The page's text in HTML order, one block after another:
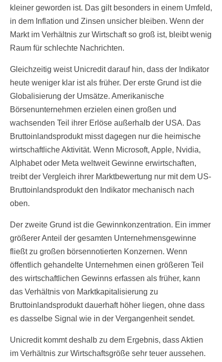
kleiner geworden ist. Das gilt besonders in einem Umfeld,
in dem Inflation und Zinsen unsicher bleiben. Wenn der
Markt im Verhältnis zur Wirtschaft so groß ist, bleibt wenig
Raum für schlechte Nachrichten.
Gleichzeitig weist Unicredit darauf hin, dass der Indikator
heute weniger klar ist als früher. Der erste Grund ist die
Globalisierung der Umsätze. Amerikanische
Börsenunternehmen erzielen einen großen und
wachsenden Teil ihrer Erlöse außerhalb der USA. Das
Bruttoinlandsprodukt misst dagegen nur die heimische
wirtschaftliche Aktivität. Wenn Microsoft, Apple, Nvidia,
Alphabet oder Meta weltweit Gewinne erwirtschaften,
treibt der Vergleich ihrer Marktbewertung nur mit dem US-
Bruttoinlandsprodukt den Indikator mechanisch nach
oben.
Der zweite Grund ist die Gewinnkonzentration. Ein immer
größerer Anteil der gesamten Unternehmensgewinne
fließt zu großen börsennotierten Konzernen. Wenn
öffentlich gehandelte Unternehmen einen größeren Teil
des wirtschaftlichen Gewinns erfassen als früher, kann
das Verhältnis von Marktkapitalisierung zu
Bruttoinlandsprodukt dauerhaft höher liegen, ohne dass
es dasselbe Signal wie in der Vergangenheit sendet.
Unicredit kommt deshalb zu dem Ergebnis, dass Aktien
im Verhältnis zur Wirtschaftsgröße sehr teuer aussehen.